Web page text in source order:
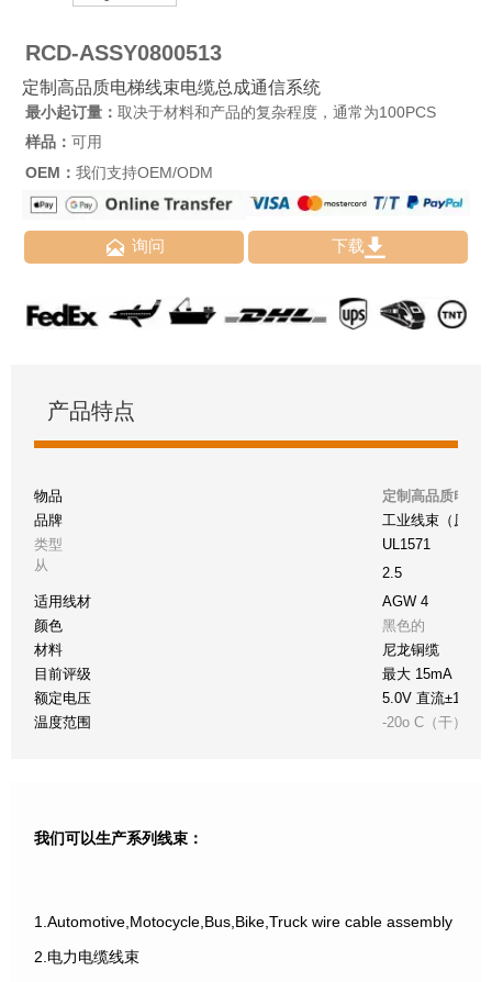
RCD-ASSY0800513
定制高品质电梯线束电缆总成通信系统
最小起订量： 取决于材料和产品的复杂程度，通常为100PCS
样品： 可用
OEM： 我们支持OEM/ODM
 询问 下载
产品特点
物品
定制高品质电梯
品牌
工业线束（原件
类型
UL1571
从
2.5
适用线材
AGW 4
颜色
黑色的
材料
尼龙铜缆
目前评级
最大 15mA
额定电压
5.0V 直流±10%
温度范围
-20o C（干）至
我们可以生产系列线束：
1.Automotive,Motocycle,Bus,Bike,Truck wire cable assembly
2.电力电缆线束